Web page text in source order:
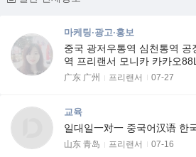
마케팅·광고·홍보
중국 광저우통역 심천통역 공
역 프리랜서 모니카 카카오
广东 广州 프리랜서 07-27
교육
일대일一对一 중국어汉语 한
山东 青岛 프리랜서 07-16